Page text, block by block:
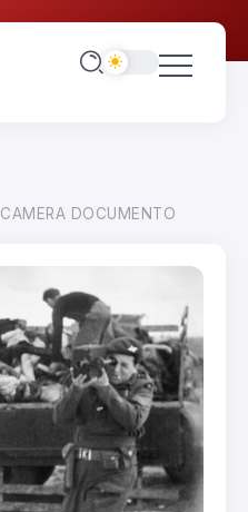
CAMERA DOCUMENTO